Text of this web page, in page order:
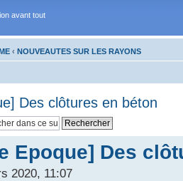
avant tout
‹ NOUVEAUTES SUR LES RAYONS
Des clôtures en béton
Epoque] Des
2020, 11:07